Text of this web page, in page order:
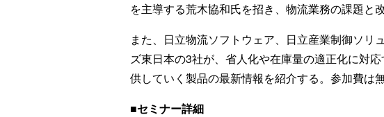
を主導する荒木協和氏を招き、物流業務の課題と
また、日立物流ソフトウェア、日立産業制御ソリ
ズ東日本の3社が、省人化や在庫量の適正化に対
供していく製品の最新情報を紹介する。参加費は
■セミナー詳細